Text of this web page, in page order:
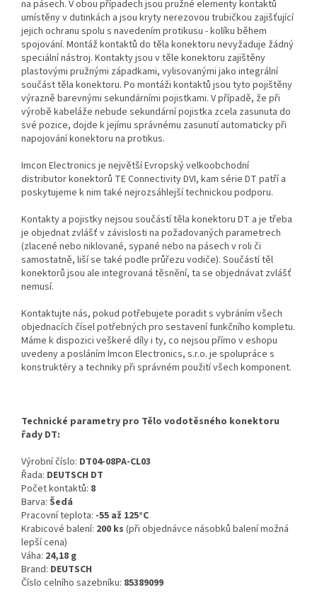
na pásech. V obou případech jsou pružné elementy kontaktů
umístěny v dutinkách a jsou kryty nerezovou trubičkou zajišťující
jejich ochranu spolu s navedením protikusu - kolíku během
spojování. Montáž kontaktů do těla konektoru nevyžaduje žádný
speciální nástroj. Kontakty jsou v těle konektoru zajištěny
plastovými pružnými západkami, vylisovanými jako integrální
součást těla konektoru. Po montáži kontaktů jsou tyto pojištěny
výrazně barevnými sekundárními pojistkami. V případě, že při
výrobě kabeláže nebude sekundární pojistka zcela zasunuta do
své pozice, dojde k jejímu správnému zasunutí automaticky při
napojování konektoru na protikus.
Imcon Electronics je největší Evropský velkoobchodní
distributor konektorů TE Connectivity DVI, kam série DT patří a
poskytujeme k nim také nejrozsáhlejší technickou podporu.
Kontakty a pojistky nejsou součástí těla konektoru DT a je třeba
je objednat zvlášť v závislosti na požadovaných parametrech
(zlacené nebo niklované, sypané nebo na pásech v roli či
samostatně, liší se také podle průřezu vodiče). Součástí těl
konektorů jsou ale integrovaná těsnění, ta se objednávat zvlášť
nemusí.
Kontaktujte nás, pokud potřebujete poradit s vybráním všech
objednacích čísel potřebných pro sestavení funkčního kompletu.
Máme k dispozici veškeré díly i ty, co nejsou přímo v eshopu
uvedeny a posláním Imcon Electronics, s.r.o. je spolupráce s
konstruktéry a techniky při správném použití všech komponent.
Technické parametry pro Tělo vodotěsného konektoru
řady DT:
Výrobní číslo: DT04-08PA-CL03
Řada: DEUTSCH DT
Počet kontaktů: 8
Barva: Šedá
Pracovní teplota: -55 až 125°C
Krabicové balení: 200 ks (při objednávce násobků balení možná
lepší cena)
Váha: 24,18 g
Brand: DEUTSCH
Číslo celního sazebníku: 85389099